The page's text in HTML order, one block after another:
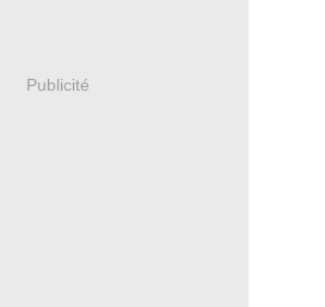
Publicité